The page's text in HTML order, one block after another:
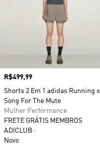
Preço
R$499,99
Shorts 2 Em 1 adidas Running x
Song For The Mute
Mulher Performance
FRETE GRÁTIS MEMBROS
ADICLUB
Novo